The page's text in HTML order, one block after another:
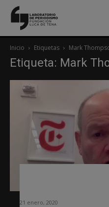
Inicio Etiquetas Mark
Etiqueta: Mark
21 enero, 2020